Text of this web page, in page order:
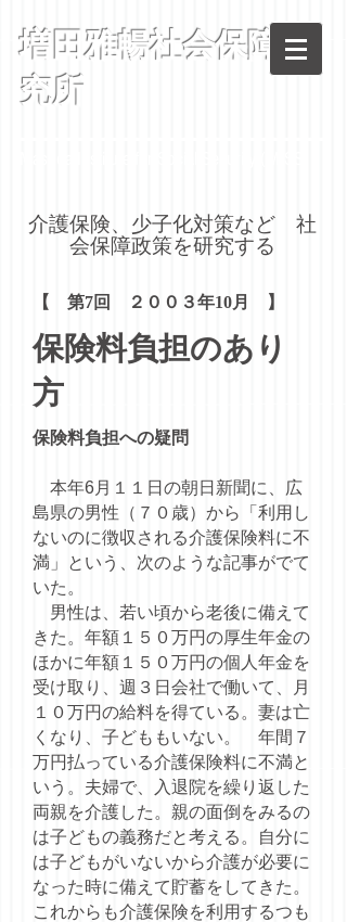
増田雅暢社会保障研
究所
​介護保険、少子化対策など 社
会保障政策を研究する
【 第7回 ２００３年10月 】
保険料負担のあり
方
保険料負担への疑問
本年6月１１日の朝日新聞に、広
島県の男性（７０歳）から「利用し
ないのに徴収される介護保険料に不
満」という、次のような記事がでて
いた。
男性は、若い頃から老後に備えて
きた。年額１５０万円の厚生年金の
ほかに年額１５０万円の個人年金を
受け取り、週３日会社で働いて、月
１０万円の給料を得ている。妻は亡
くなり、子どももいない。 年間７
万円払っている介護保険料に不満と
いう。夫婦で、入退院を繰り返した
両親を介護した。親の面倒をみるの
は子どもの義務だと考える。自分に
は子どもがいないから介護が必要に
なった時に備えて貯蓄をしてきた。
これからも介護保険を利用するつも